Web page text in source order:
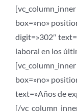
box=»no»
digit=»302″
laboral en los
box=»no»
text=»Años de
[/